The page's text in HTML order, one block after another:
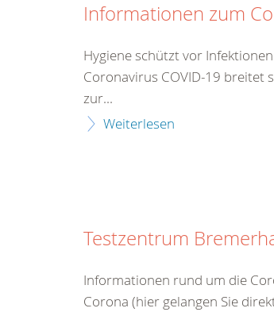
Informationen zum
Hygiene schützt vor
Coronavirus COVID-19 breitet
zur...
Weiterlesen
Testzentrum
Informationen rund um die
Corona (hier gelangen Sie